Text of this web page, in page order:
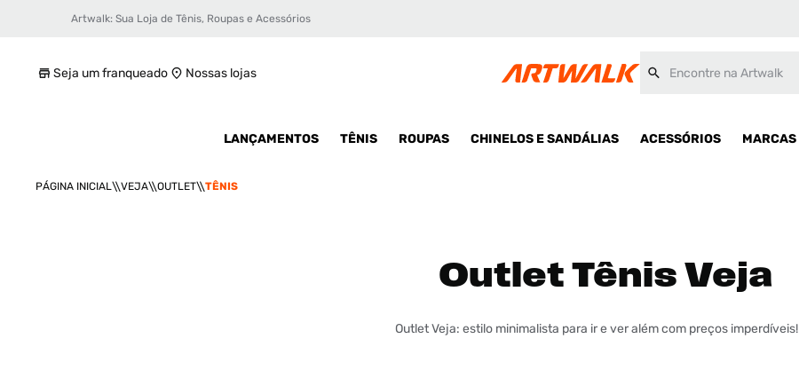
Artwalk: Sua Loja de Tênis, Roupas e Acessórios
Seja um franqueado Nossas lojas
LANÇAMENTOS TÊNIS ROUPAS CHINELOS E SANDÁLIAS ACESSÓRIOS MARCAS
VEJA OUTLET TÊNIS
Outlet Tênis Veja
Outlet Veja: estilo minimalista para ir e ver além com preços imperdíveis!